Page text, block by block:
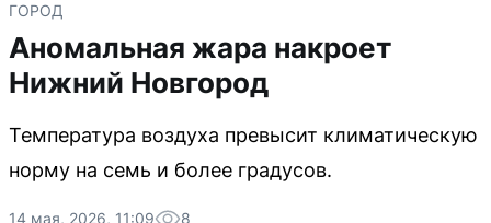
ГОРОД
Аномальная жара накроет
Нижний Новгород
Температура воздуха превысит климатическую
норму на семь и более градусов.
14 мая, 2026, 11:09 8